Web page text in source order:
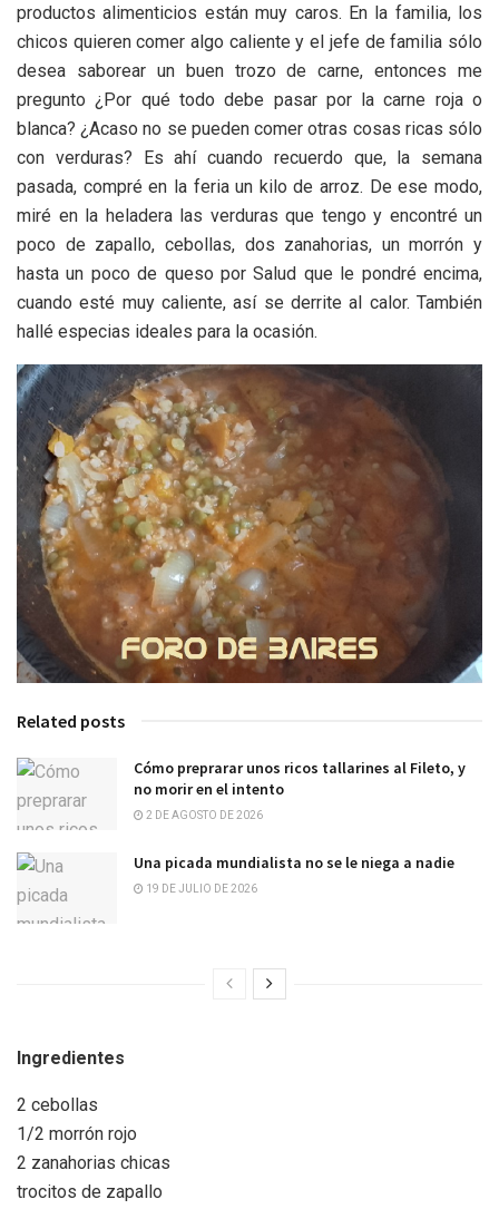
productos alimenticios están muy caros. En la familia, los
chicos quieren comer algo caliente y el jefe de familia sólo
desea saborear un buen trozo de carne, entonces me
pregunto ¿Por qué todo debe pasar por la carne roja o
blanca? ¿Acaso no se pueden comer otras cosas ricas sólo
con verduras? Es ahí cuando recuerdo que, la semana
pasada, compré en la feria un kilo de arroz. De ese modo,
miré en la heladera las verduras que tengo y encontré un
poco de zapallo, cebollas, dos zanahorias, un morrón y
hasta un poco de queso por Salud que le pondré encima,
cuando esté muy caliente, así se derrite al calor. También
hallé especias ideales para la ocasión.
Related posts
Cómo preprarar unos ricos tallarines al Fileto, y
no morir en el intento
2 DE AGOSTO DE 2026
Una picada mundialista no se le niega a nadie
19 DE JULIO DE 2026
Ingredientes
2 cebollas
1/2 morrón rojo
2 zanahorias chicas
trocitos de zapallo